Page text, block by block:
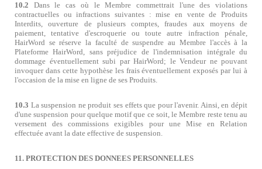
10.2 Dans le cas où le Membre commettrait l'une des violations
contractuelles ou infractions suivantes : mise en vente de Produits
Interdits, ouverture de plusieurs comptes, fraudes aux moyens de
paiement, tentative d'escroquerie ou toute autre infraction pénale,
HairWord se réserve la faculté de suspendre au Membre l'accès à la
Plateforme HairWord, sans préjudice de l'indemnisation intégrale du
dommage éventuellement subi par HairWord; le Vendeur ne pouvant
invoquer dans cette hypothèse les frais éventuellement exposés par lui à
l'occasion de la mise en ligne de ses Produits.
10.3 La suspension ne produit ses effets que pour l'avenir. Ainsi, en dépit
d'une suspension pour quelque motif que ce soit, le Membre reste tenu au
versement des commissions exigibles pour une Mise en Relation
effectuée avant la date effective de suspension.
11. PROTECTION DES DONNEES PERSONNELLES